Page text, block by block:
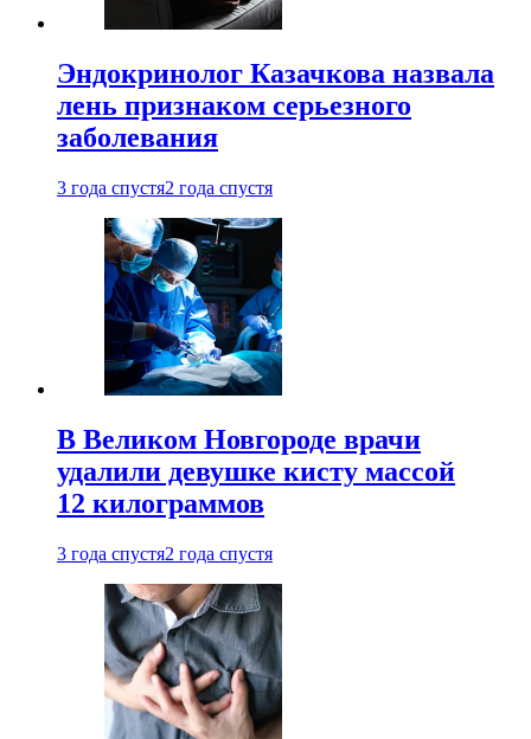
Эндокринолог Казачкова назвала
лень признаком серьезного
заболевания
3 года спустя2 года спустя
В Великом Новгороде врачи
удалили девушке кисту массой
12 килограммов
3 года спустя2 года спустя